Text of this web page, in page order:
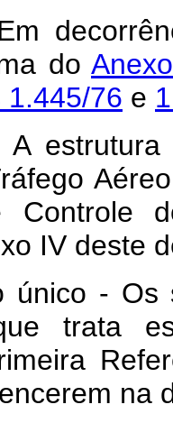
do
1.445/76 e
Controle
IV deste
- Os
trata
na